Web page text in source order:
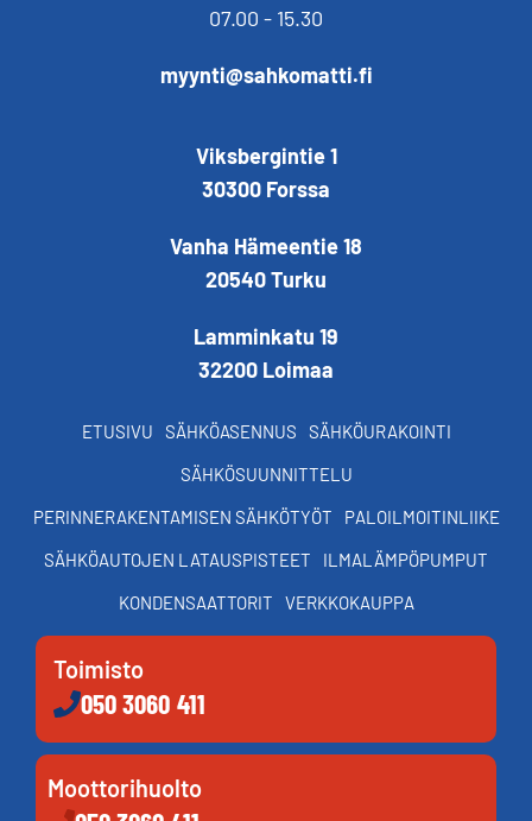
07.00 - 15.30
myynti@sahkomatti.fi
Viksbergintie 1
30300 Forssa
Vanha Hämeentie 18
20540 Turku
Lamminkatu 19
32200 Loimaa
ETUSIVU SÄHKÖASENNUS
SÄHKÖURAKOINTI
SÄHKÖSUUNNITTELU
PERINNERAKENTAMISEN SÄHKÖTYÖT
PALOILMOITINLIIKE
SÄHKÖAUTOJEN LATAUSPISTEET
ILMALÄMPÖPUMPUT
KONDENSAATTORIT
VERKKOKAUPPA
Toimisto
050 3060 411
Moottorihuolto